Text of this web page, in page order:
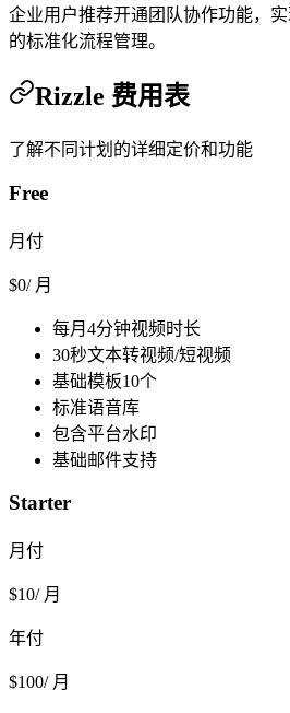
企业用户推荐开通团队协作功能，
的标准化流程管理。
Rizzle 费用表
了解不同计划的详细定价和功能
Free
月付
$0/ 月
每月4分钟视频时长
30秒文本转视频/短视频
基础模板10个
标准语音库
包含平台水印
基础邮件支持
Starter
月付
$10/ 月
年付
$100/ 月